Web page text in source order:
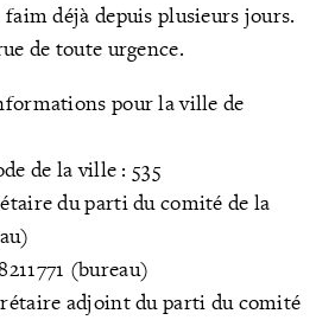
faim déjà depuis plusieurs jours.
de toute urgence.
pour la ville de
de la ville : 535
du parti du comité de la
(bureau)
adjoint du parti du comité